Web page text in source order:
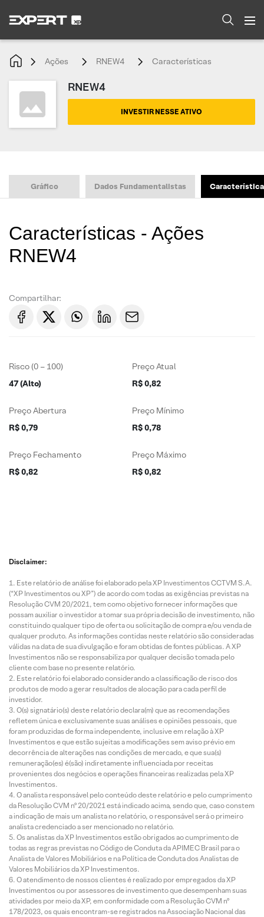
Ações RNEW4 Características
RNEW4
INVESTIR NESSE ATIVO
Gráfico Dados Fundamentalistas
Características - Ações
RNEW4
Compartilhar:
Risco (0 – 100)
47 (Alto)
Preço Atual
R$ 0,82
Preço Abertura
R$ 0,79
Preço Mínimo
R$ 0,78
Preço Fechamento
R$ 0,82
Preço Máximo
R$ 0,82
Disclaimer:
Este relatório de análise foi elaborado pela XP Investimentos CCTVM S.A.
(“XP Investimentos ou XP”) de acordo com todas as exigências previstas na
Resolução CVM 20/2021, tem como objetivo fornecer informações que
possam auxiliar o investidor a tomar sua própria decisão de investimento, não
constituindo qualquer tipo de oferta ou solicitação de compra e/ou venda de
qualquer produto. As informações contidas neste relatório são consideradas
válidas na data de sua divulgação e foram obtidas de fontes públicas. A XP
Investimentos não se responsabiliza por qualquer decisão tomada pelo
cliente com base no presente relatório.
Este relatório foi elaborado considerando a classificação de risco dos
produtos de modo a gerar resultados de alocação para cada perfil de
investidor.
O(s) signatário(s) deste relatório declara(m) que as recomendações
refletem única e exclusivamente suas análises e opiniões pessoais, que
foram produzidas de forma independente, inclusive em relação à XP
Investimentos e que estão sujeitas a modificações sem aviso prévio em
decorrência de alterações nas condições de mercado, e que sua(s)
remuneração(es) é(são) indiretamente influenciada por receitas
provenientes dos negócios e operações financeiras realizadas pela XP
Investimentos.
O analista responsável pelo conteúdo deste relatório e pelo cumprimento
da Resolução CVM nº 20/2021 está indicado acima, sendo que, caso constem
a indicação de mais um analista no relatório, o responsável será o primeiro
analista credenciado a ser mencionado no relatório.
Os analistas da XP Investimentos estão obrigados ao cumprimento de
todas as regras previstas no Código de Conduta da APIMEC Brasil para o
Analista de Valores Mobiliários e na Política de Conduta dos Analistas de
Valores Mobiliários da XP Investimentos.
O atendimento de nossos clientes é realizado por empregados da XP
Investimentos ou por assessores de investimento que desempenham suas
atividades por meio da XP, em conformidade com a Resolução CVM nº
178/2023, os quais encontram-se registrados na Associação Nacional das